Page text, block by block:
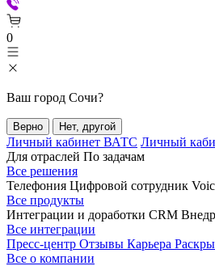
0
Ваш город Сочи?
Верно Нет, другой
Личный кабинет ВАТС Личный
Для отраслей По задачам
Все решения
Телефония Цифровой сотрудник
Все продукты
Интеграции и доработки CRM
Все интеграции
Пресс-центр Отзывы Карьера
Все о компании